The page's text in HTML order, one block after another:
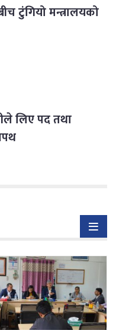
टुंगियो मन्त्रालयको
लिए पद तथा